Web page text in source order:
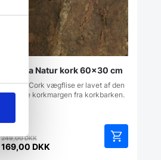
Arizona Natur kork 60×30 cm
Arizona Cork vægflise er lavet af den
naturlige korkmargen fra korkbarken.
249,00DKKDen
oprindelige
169,00 DKK